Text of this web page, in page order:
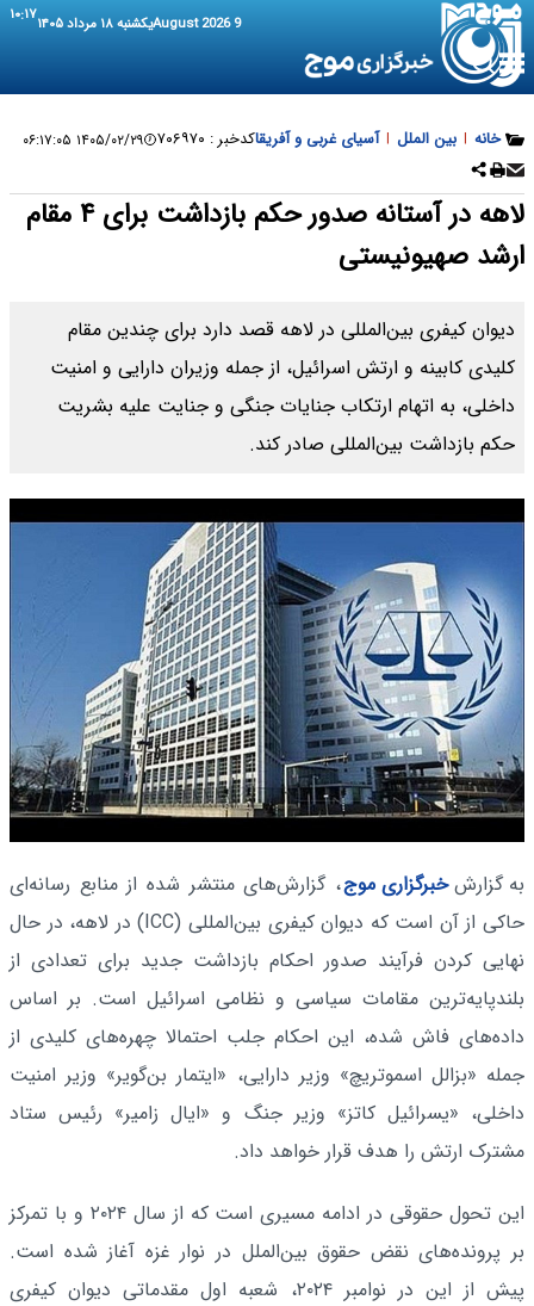
9 August 2026 یکشنبه ۱۸ مرداد ۱۴۰۵ ۱۰:۱۷
خانه | بین الملل | آسیای غربی و آفریقاکدخبر : ۷۰۶۹۷۰ ۱۴۰۵/۰۲/۲۹ ۰۶:۱۷:۰۵
لاهه در آستانه صدور حکم بازداشت برای ۴ مقام
ارشد صهیونیستی
دیوان کیفری بین‌المللی در لاهه قصد دارد برای چندین مقام
کلیدی کابینه و ارتش اسرائیل، از جمله وزیران دارایی و امنیت
داخلی، به اتهام ارتکاب جنایات جنگی و جنایت علیه بشریت
حکم بازداشت بین‌المللی صادر کند.
به گزارشخبرگزاری موج، گزارش‌های منتشر شده از منابع رسانه‌ای
حاکی از آن است که دیوان کیفری بین‌المللی (ICC) در لاهه، در حال
نهایی کردن فرآیند صدور احکام بازداشت جدید برای تعدادی از
بلندپایه‌ترین مقامات سیاسی و نظامی اسرائیل است. بر اساس
داده‌های فاش شده، این احکام جلب احتمالا چهره‌های کلیدی از
جمله «بزالل اسموتریچ» وزیر دارایی، «ایتمار بن‌گویر» وزیر امنیت
داخلی، «یسرائیل کاتز» وزیر جنگ و «ایال زامیر» رئیس ستاد
مشترک ارتش را هدف قرار خواهد داد.
این تحول حقوقی در ادامه مسیری است که از سال ۲۰۲۴ و با تمرکز
بر پرونده‌های نقض حقوق بین‌الملل در نوار غزه آغاز شده است.
پیش از این در نوامبر ۲۰۲۴، شعبه اول مقدماتی دیوان کیفری